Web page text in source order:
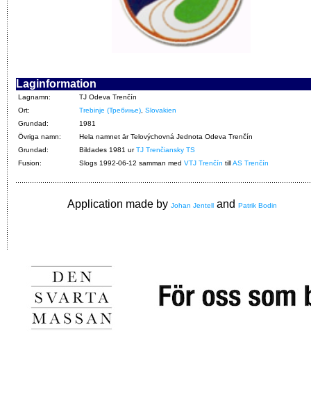
Laginformation
Lagnamn:
TJ Odeva Trenčín
Ort:
Trebinje (Требиње) Slovakien
Grundad:
1981
Övriga namn:
Hela namnet är Telovýchovná Jednota Odeva Trenčín
Grundad:
Bildades 1981 urTJ Trenčiansky TS
Fusion:
Slogs 1992-06-12 samman med VTJ Trenčín tillAS Trenčín
Application made by Johan Jentell and Patrik Bodin